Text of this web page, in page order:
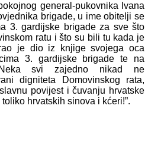
general-pukovnika Ivana
brigade, u ime obitelji se
3. gardijske brigade za sve što
ratu i što su bili tu kada je
je dio iz knjige svojega oca
3. gardijske brigade te na
svi zajedno nikad ne
digniteta Domovinskog rata,
povijest i čuvanju hrvatske
hrvatskih sinova i kćeri!”.